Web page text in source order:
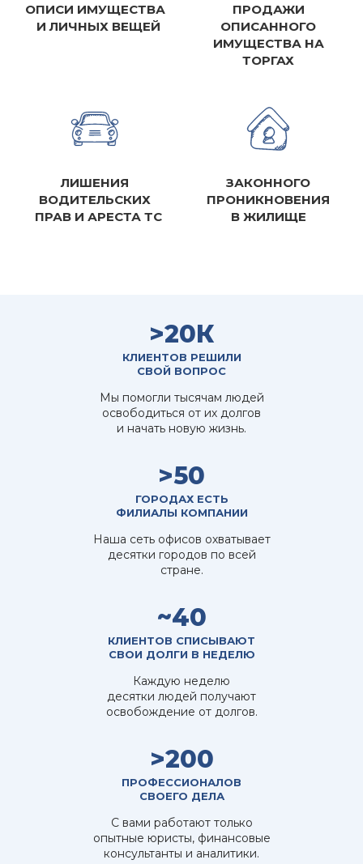
ОПИСИ ИМУЩЕСТВА
И ЛИЧНЫХ ВЕЩЕЙ
ПРОДАЖИ
ОПИСАННОГО
ИМУЩЕСТВА НА
ТОРГАХ
ЛИШЕНИЯ
ВОДИТЕЛЬСКИХ
ПРАВ И АРЕСТА ТС
ЗАКОННОГО
ПРОНИКНОВЕНИЯ
В ЖИЛИЩЕ
>20К
КЛИЕНТОВ РЕШИЛИ
СВОЙ ВОПРОС
Мы помогли тысячам людей
освободиться от их долгов
и начать новую жизнь.
>50
ГОРОДАХ ЕСТЬ
ФИЛИАЛЫ КОМПАНИИ
Наша сеть офисов охватывает
десятки городов по всей
стране.
~40
КЛИЕНТОВ СПИСЫВАЮТ
СВОИ ДОЛГИ В НЕДЕЛЮ
Каждую неделю
десятки людей получают
освобождение от долгов.
>200
ПРОФЕССИОНАЛОВ
СВОЕГО ДЕЛА
С вами работают только
опытные юристы, финансовые
консультанты и аналитики.